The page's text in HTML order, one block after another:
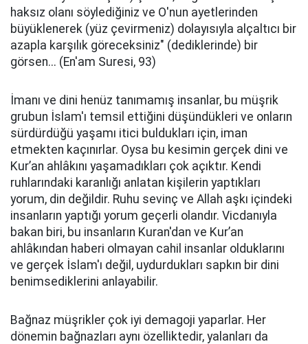
haksız olanı söylediğiniz ve O'nun ayetlerinden
büyüklenerek (yüz çevirmeniz) dolayısıyla alçaltıcı bir
azapla karşılık göreceksiniz" (dediklerinde) bir
görsen... (En'am Suresi, 93)
İmanı ve dini henüz tanımamış insanlar, bu müşrik
grubun İslam'ı temsil ettiğini düşündükleri ve onların
sürdürdüğü yaşamı itici buldukları için, iman
etmekten kaçınırlar. Oysa bu kesimin gerçek dini ve
Kur’an ahlâkını yaşamadıkları çok açıktır. Kendi
ruhlarındaki karanlığı anlatan kişilerin yaptıkları
yorum, din değildir. Ruhu sevinç ve Allah aşkı içindeki
insanların yaptığı yorum geçerli olandır. Vicdanıyla
bakan biri, bu insanların Kuran'dan ve Kur’an
ahlâkından haberi olmayan cahil insanlar olduklarını
ve gerçek İslam'ı değil, uydurdukları sapkın bir dini
benimsediklerini anlayabilir.
Bağnaz müşrikler çok iyi demagoji yaparlar. Her
dönemin bağnazları aynı özelliktedir, yalanları da